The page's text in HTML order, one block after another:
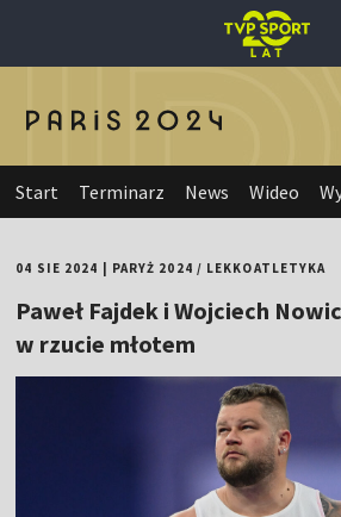
Start Terminarz News Wideo
04 SIE 2024 PARYŻ 2024 / LEKKOATLETYKA
Paweł Fajdek i Wojciech
w rzucie młotem